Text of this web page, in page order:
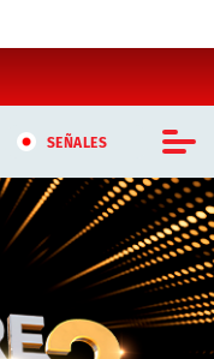
SEÑALES